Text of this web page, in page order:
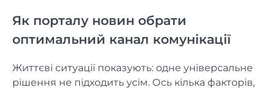
Як порталу новин обрати
оптимальний канал комунікації
Життєві ситуації показують: одне універсальне
рішення не підходить усім. Ось кілька факторів,